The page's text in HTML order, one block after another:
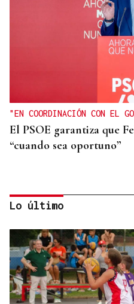
"EN COORDINACIÓN CON EL
El PSOE garantiza que
“cuando sea oportuno”
Lo último